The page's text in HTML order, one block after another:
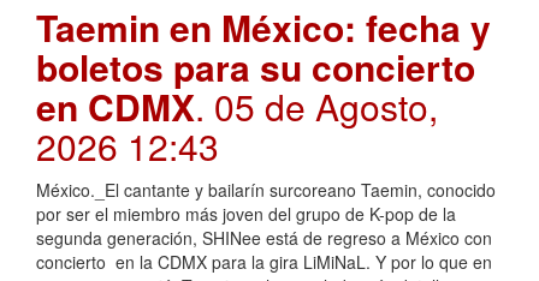
Taemin en México: fecha y
boletos para su concierto
en CDMX. 05 de Agosto,
2026 12:43
México._El cantante y bailarín surcoreano Taemin, conocido
por ser el miembro más joven del grupo de K-pop de la
segunda generación, SHINee está de regreso a México con
concierto en la CDMX para la gira LiMiNaL. Y por lo que en